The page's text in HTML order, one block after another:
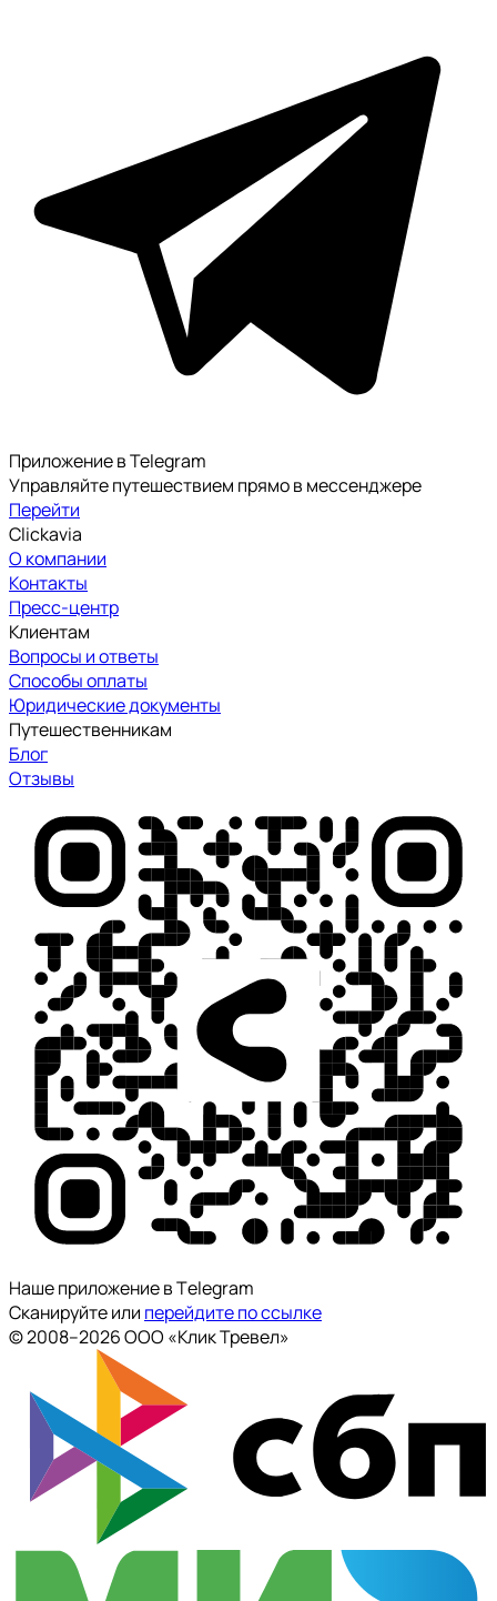
Приложение в Telegram
Управляйте путешествием прямо в мессенджере
Перейти
Clickavia
О компании
Контакты
Пресс-центр
Клиентам
Вопросы и ответы
Способы оплаты
Юридические документы
Путешественникам
Блог
Отзывы
Наше приложение в Тelegram
Сканируйте или перейдите по ссылке
© 2008--2026 ООО «Клик Тревел»